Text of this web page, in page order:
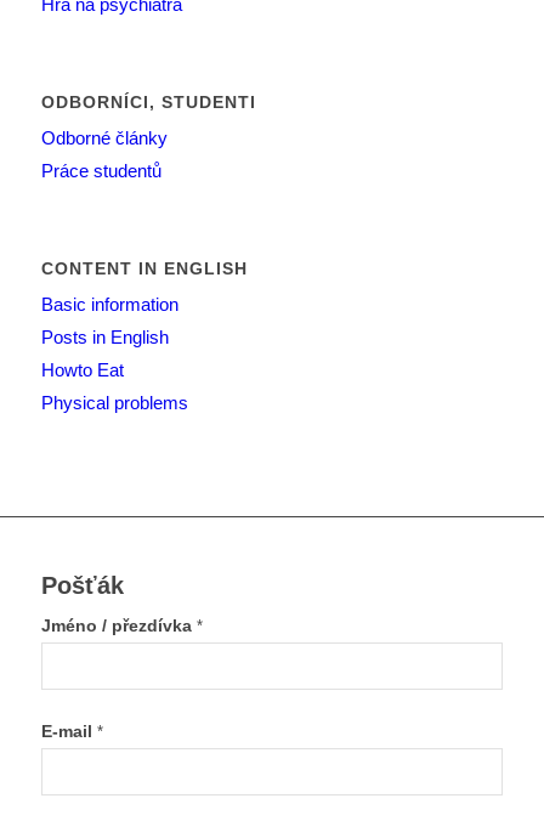
Hra na psychiatra
ODBORNÍCI, STUDENTI
Odborné články
Práce studentů
CONTENT IN ENGLISH
Basic information
Posts in English
Howto Eat
Physical problems
Pošťák
Jméno / přezdívka *
E-mail *